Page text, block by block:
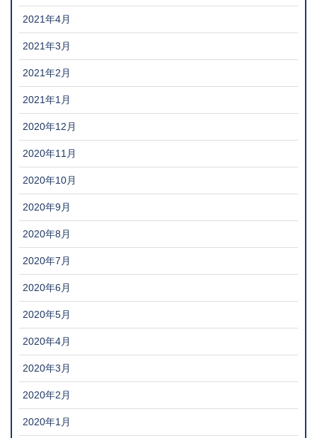
2021年4月
2021年3月
2021年2月
2021年1月
2020年12月
2020年11月
2020年10月
2020年9月
2020年8月
2020年7月
2020年6月
2020年5月
2020年4月
2020年3月
2020年2月
2020年1月